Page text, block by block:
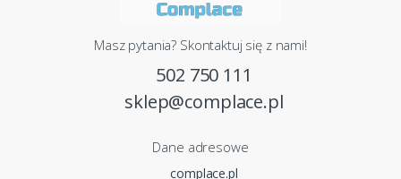
Masz pytania? Skontaktuj się z nami!
502 750 111
sklep@complace.pl
Dane adresowe
complace.pl